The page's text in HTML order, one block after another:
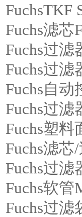
FuchsTKF
Fuchs滤芯
Fuchs过滤
Fuchs过滤
Fuchs自动
Fuchs过滤
Fuchs塑料
Fuchs滤芯
Fuchs过滤
Fuchs软
Fuchs过滤